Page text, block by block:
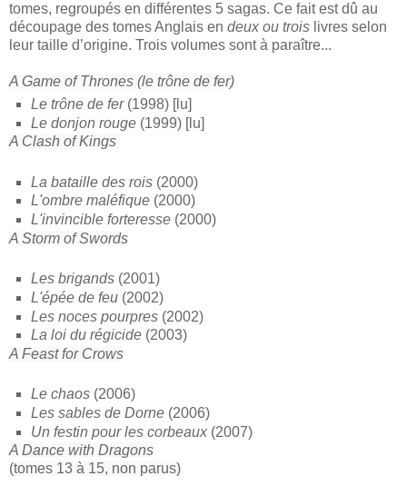
tomes, regroupés en différentes 5 sagas. Ce fait est dû au
découpage des tomes Anglais en deux ou trois livres selon
leur taille d’origine. Trois volumes sont à paraître...
A Game of Thrones (le trône de fer)
Le trône de fer(1998) [lu]
Le donjon rouge(1999) [lu]
A Clash of Kings
La bataille des rois(2000)
L'ombre maléfique(2000)
L'invincible forteresse(2000)
A Storm of Swords
Les brigands(2001)
L'épée de feu(2002)
Les noces pourpres(2002)
La loi du régicide(2003)
A Feast for Crows
Le chaos(2006)
Les sables de Dorne(2006)
Un festin pour les corbeaux(2007)
A Dance with Dragons
(tomes 13 à 15, non parus)